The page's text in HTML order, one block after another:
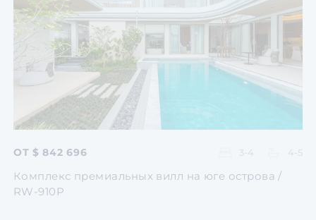
Перейти
Перейти
Перейти
Перейти
Перейти
ОТ $ 842 696 3-4 4-5
Комплекс премиальных вилл на юге острова /
RW-910P